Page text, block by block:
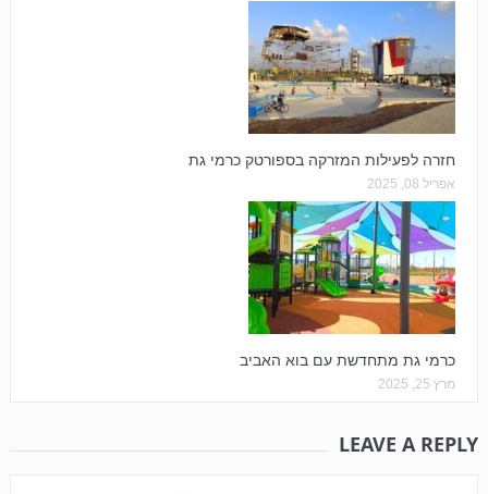
חזרה לפעילות המזרקה בספורטק כרמי גת
אפריל 08, 2025
כרמי גת מתחדשת עם בוא האביב
מרץ 25, 2025
LEAVE A REPLY